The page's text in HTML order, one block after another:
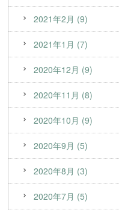
2021年2月 (9)
2021年1月 (7)
2020年12月 (9)
2020年11月 (8)
2020年10月 (9)
2020年9月 (5)
2020年8月 (3)
2020年7月 (5)